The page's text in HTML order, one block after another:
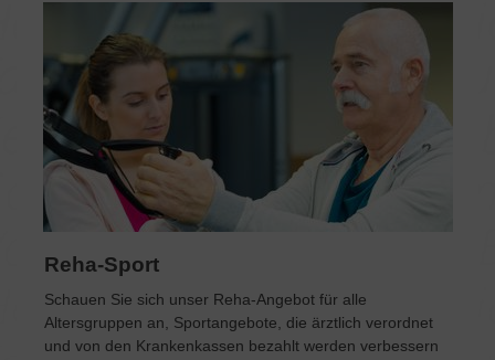
Reha-Sport
Schauen Sie sich unser Reha-Angebot für alle
Altersgruppen an, Sportangebote, die ärztlich verordnet
und von den Krankenkassen bezahlt werden verbessern